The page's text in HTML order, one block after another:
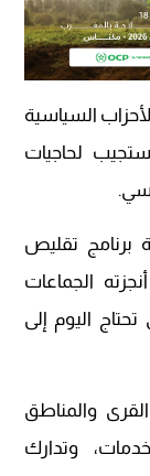
السياسية
لحاجيات
برنامج تقليص
الجماعات
اليوم إلى
والمناطق
وتدارك